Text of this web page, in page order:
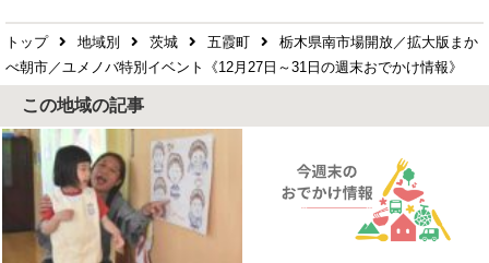
トップ 地域別 茨城 五霞町
栃木県南市場開放／拡大版まか
べ朝市／ユメノバ特別イベント《12月27日～31日の週末おでかけ情報》
この地域の記事